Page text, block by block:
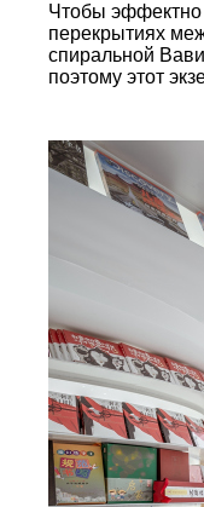
Чтобы эффектно
перекрытиях
спиральной
поэтому этот